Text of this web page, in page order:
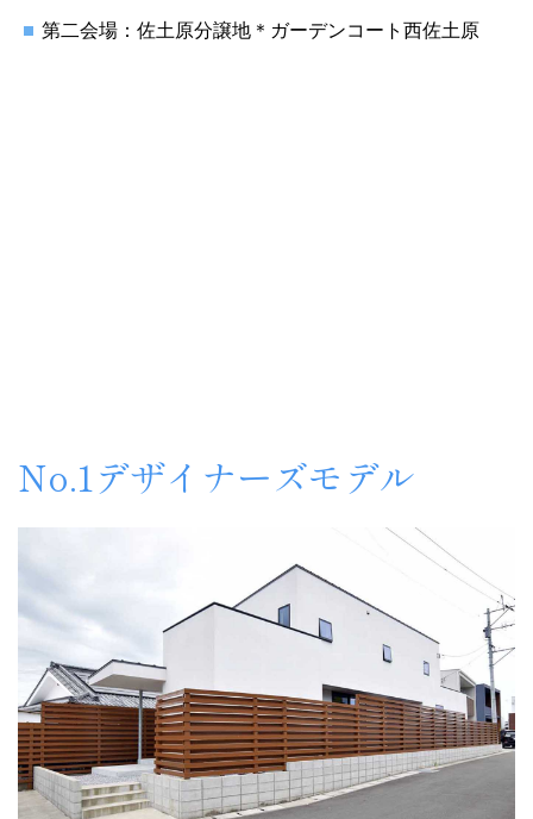
第二会場：佐土原分譲地＊ガーデンコート西佐土原
No.1デザイナーズモデル